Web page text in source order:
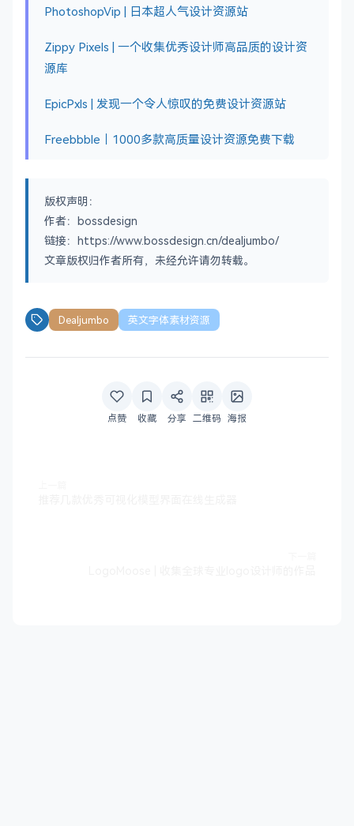
PhotoshopVip | 日本超人气设计资源站
Zippy Pixels | 一个收集优秀设计师高品质的设计资
源库
EpicPxls | 发现一个令人惊叹的免费设计资源站
Freebbble｜1000多款高质量设计资源免费下载
版权声明：
作者：bossdesign
链接：https://www.bossdesign.cn/dealjumbo/
文章版权归作者所有，未经允许请勿转载。
Dealjumbo 英文字体素材资源
点赞 收藏 分享 二维码 海报